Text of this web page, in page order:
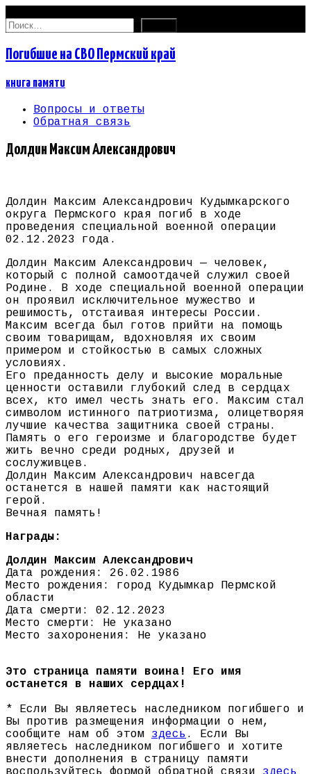
Найти:
Погибшие на СВО Пермский край
книга памяти
Вопросы и ответы
Обратная связь
Долдин Максим Александрович
Долдин Максим Александрович Кудымкарского
округа Пермского края погиб в ходе
проведения специальной военной операции
02.12.2023 года.
Долдин Максим Александрович — человек,
который с полной самоотдачей служил своей
Родине. В ходе специальной военной операции
он проявил исключительное мужество и
решимость, отстаивая интересы России.
Максим всегда был готов прийти на помощь
своим товарищам, вдохновляя их своим
примером и стойкостью в самых сложных
условиях.
Его преданность делу и высокие моральные
ценности оставили глубокий след в сердцах
всех, кто имел честь знать его. Максим стал
символом истинного патриотизма, олицетворяя
лучшие качества защитника своей страны.
Память о его героизме и благородстве будет
жить вечно среди родных, друзей и
сослуживцев.
Долдин Максим Александрович навсегда
останется в нашей памяти как настоящий
герой.
Вечная память!
Награды:
Долдин Максим Александрович
Дата рождения: 26.02.1986
Место рождения: город Кудымкар Пермской
области
Дата смерти: 02.12.2023
Место смерти: Не указано
Место захоронения: Не указано
Это страница памяти воина! Его имя
останется в наших сердцах!
* Если Вы являетесь наследником погибшего и
Вы против размещения информации о нем,
сообщите нам об этом здесь . Если Вы
являетесь наследником погибшего и хотите
внести дополнения в страницу памяти